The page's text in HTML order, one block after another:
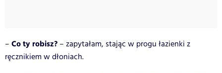
– Co ty robisz? – zapytałam, stając w progu łazienki z
ręcznikiem w dłoniach.